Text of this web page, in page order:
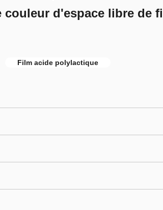
d'espace libre de
Film acide polylactique